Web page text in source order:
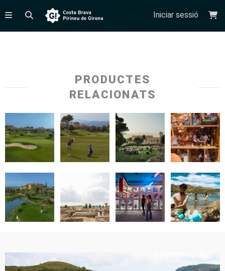
Iniciar sessió
PRODUCTES
RELACIONATS